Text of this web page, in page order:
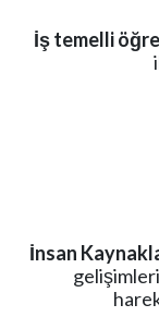
İş temelli
İnsan